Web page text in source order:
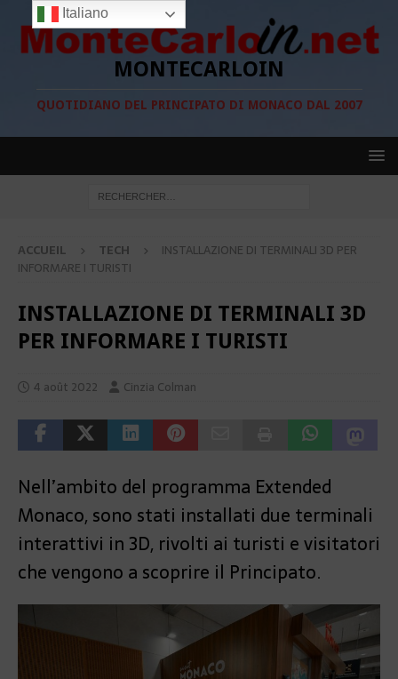
MONTECARLOIN
QUOTIDIANO DEL PRINCIPATO DI MONACO DAL 2007
ACCUEIL TECH
INSTALLAZIONE DI TERMINALI 3D PER
INFORMARE I TURISTI
INSTALLAZIONE DI TERMINALI 3D
PER INFORMARE I TURISTI
4 août 2022 Cinzia Colman
Nell’ambito del programma Extended
Monaco, sono stati installati due terminali
interattivi in 3D, rivolti ai turisti e visitatori
che vengono a scoprire il Principato.
Italiano